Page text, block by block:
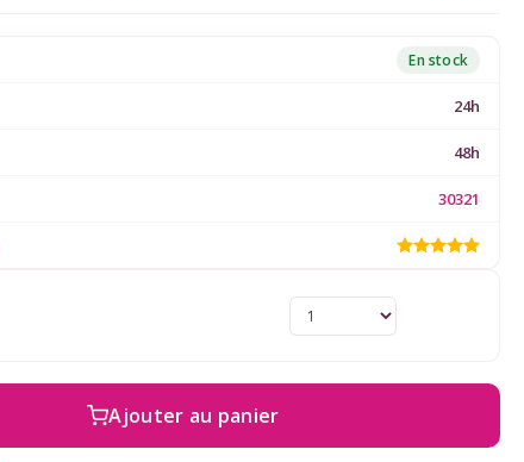
En stock
24h
48h
30321
Ajouter au panier